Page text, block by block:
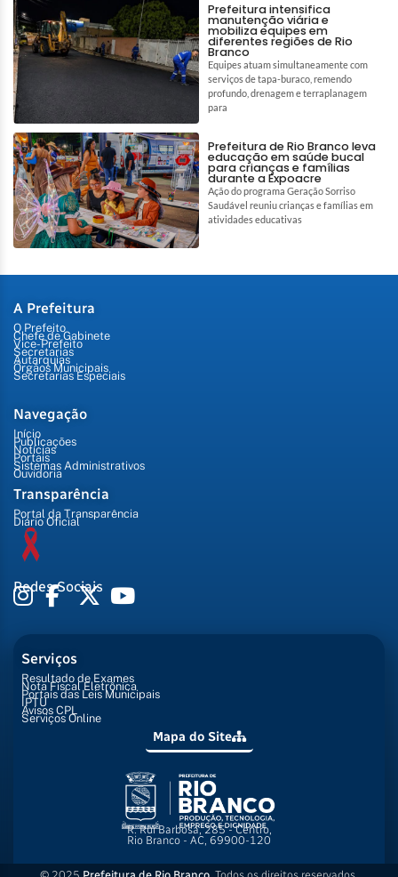
Prefeitura intensifica
manutenção viária e
mobiliza equipes em
diferentes regiões de Rio
Branco
Equipes atuam simultaneamente com
serviços de tapa-buraco, remendo
profundo, drenagem e terraplanagem
para
Prefeitura de Rio Branco leva
educação em saúde bucal
para crianças e famílias
durante a Expoacre
Ação do programa Geração Sorriso
Saudável reuniu crianças e famílias em
atividades educativas
A Prefeitura
O Prefeito
Chefe de Gabinete
Vice-Prefeito
Secretarias
Autarquias
Órgãos Municipais
Secretarias Especiais
Navegação
Início
Publicações
Notícias
Portais
Sistemas Administrativos
Ouvidoria
Transparência
Portal da Transparência
Diário Oficial
Redes Sociais
Serviços
Resultado de Exames
Nota Fiscal Eletrônica
Portais das Leis Municipais
IPTU
Avisos CPL
Serviços Online
Mapa do Site
R. Rui Barbosa, 285 - Centro,
Rio Branco - AC, 69900-120